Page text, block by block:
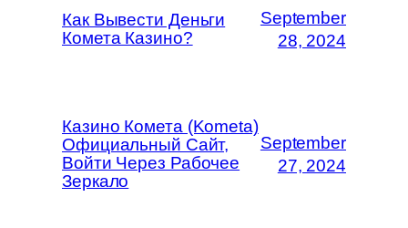
Как Вывести Деньги
Комета Казино?
September
28, 2024
Казино Комета (Kometa)
Официальный Сайт,
Войти Через Рабочее
Зеркало
September
27, 2024